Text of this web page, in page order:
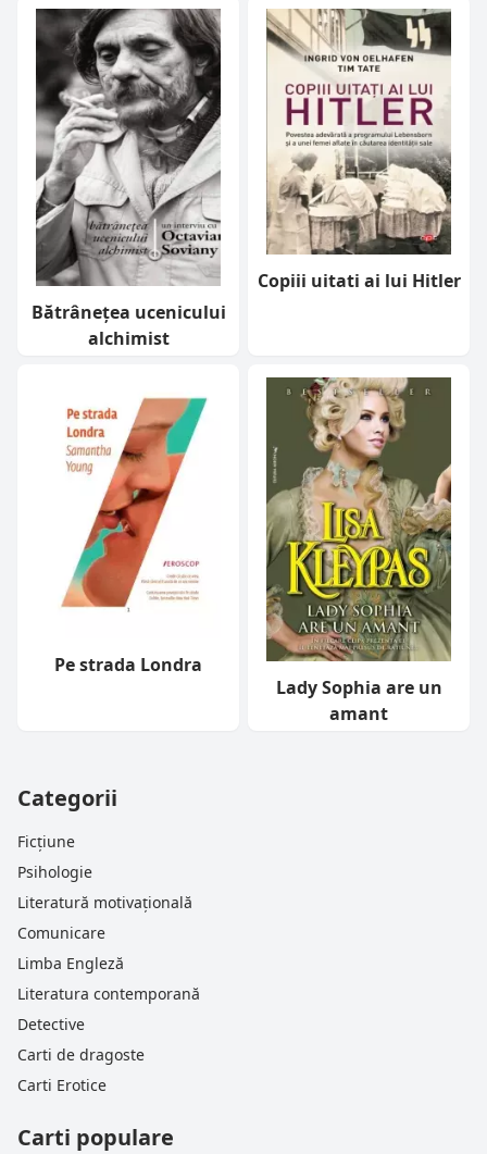
Bătrânețea ucenicului
alchimist
Copiii uitati ai lui Hitler
Pe strada Londra
Lady Sophia are un
amant
Categorii
Ficțiune
Psihologie
Literatură motivațională
Comunicare
Limba Engleză
Literatura contemporană
Detective
Carti de dragoste
Carti Erotice
Carti populare